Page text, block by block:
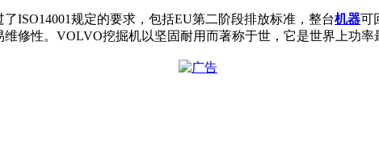
ISO14001规定的要求，包括EU第二阶段排放标准，整台机器可
修性。VOLVO挖掘机以坚固耐用而著称于世，它是世界上功